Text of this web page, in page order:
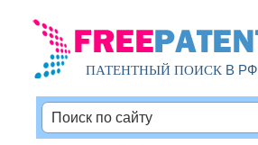
ПАТЕНТНЫЙ ПОИСКВ РФ